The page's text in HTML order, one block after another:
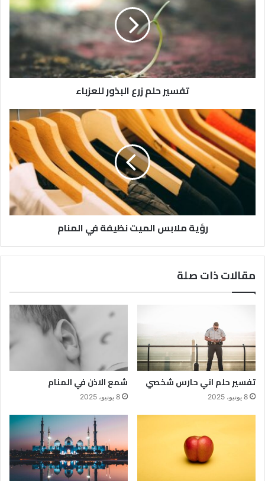
تفسير حلم زرع البذور للعزباء
رؤية ملابس الميت نظيفة في المنام
مقالات ذات صلة
تفسير حلم اني حارس شخصي
8 يونيو، 2025
شمع الاذن في المنام
8 يونيو، 2025